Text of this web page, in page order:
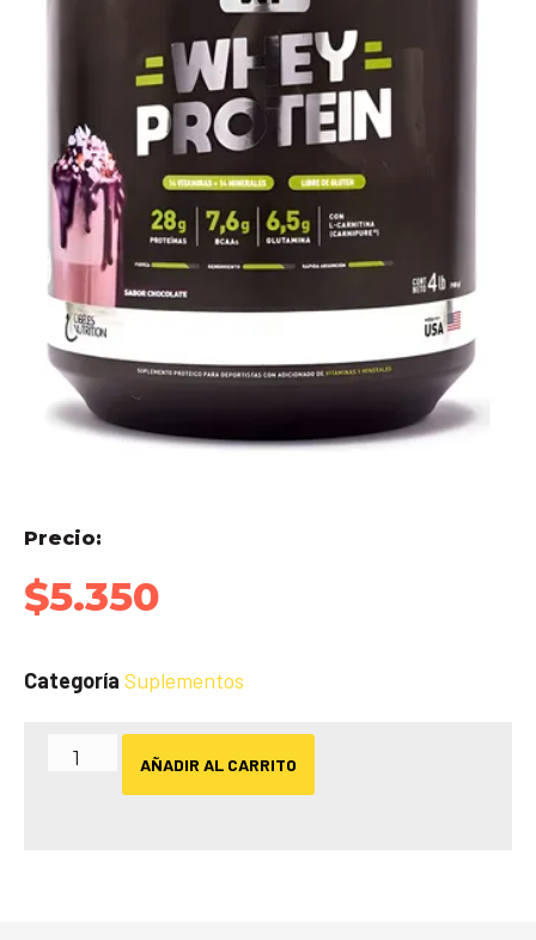
Precio:
$5.350
Categoría Suplementos
AÑADIR AL CARRITO